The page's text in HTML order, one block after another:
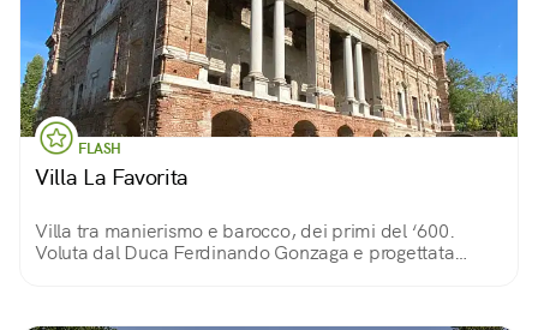
FLASH
Villa La Favorita
Villa tra manierismo e barocco, dei primi del ‘600.
Voluta dal Duca Ferdinando Gonzaga e progettata